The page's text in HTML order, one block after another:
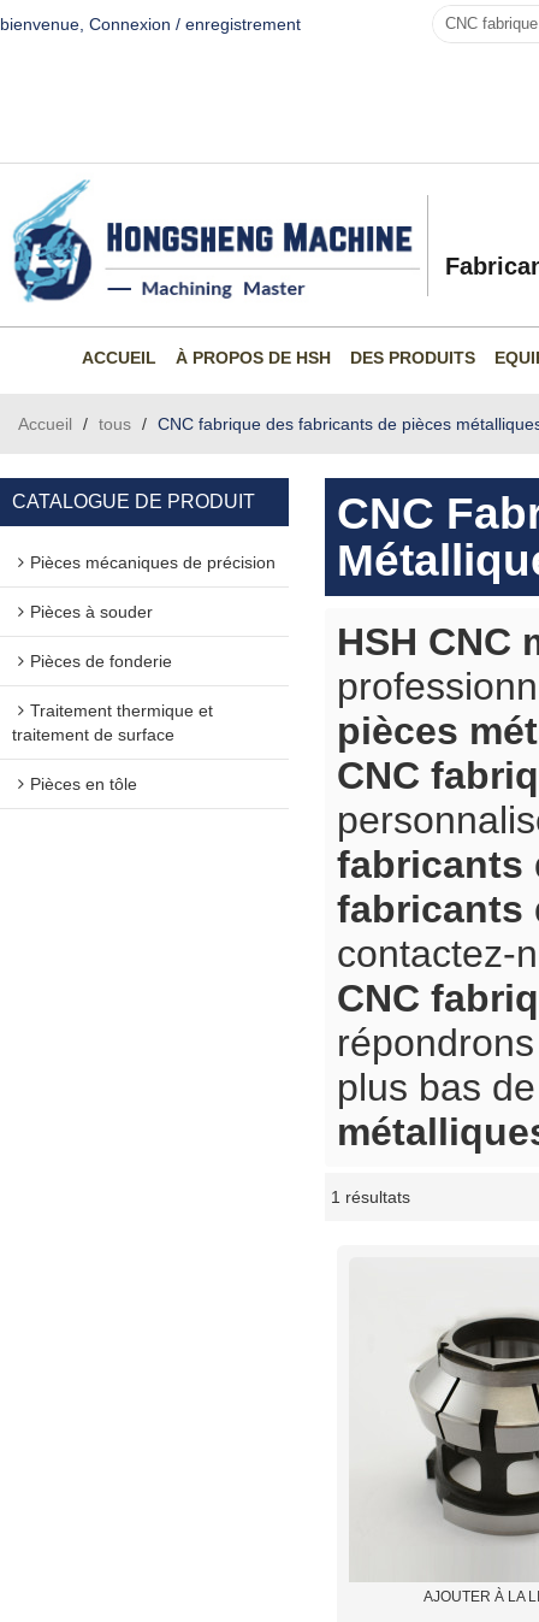
bienvenue, Connexion / enregistrement
ACCUEIL À PROPOS DE HSH DES PRODUITS
Accueil / tous / CNC fabrique des fabricants de pièces
CATALOGUE DE PRODUIT
Pièces mécaniques de précision
Pièces à souder
Pièces de fonderie
Traitement thermique et
traitement de surface
Pièces en tôle
CNC
HSH CNC
pièces
CNC
fabricants
fabricants
contactez-
CNC
plus bas
1 résultats
AJOUTER À LA